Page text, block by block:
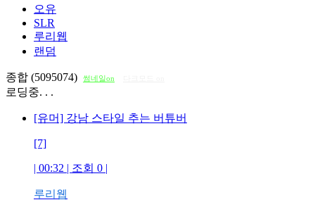
오유
SLR
루리웹
랜덤
종합 (5095074) 썸네일on
로딩중. . .
[유머] 강남 스타일 추는 버튜버
[7]
| 00:32 | 조회 0 |
루리웹